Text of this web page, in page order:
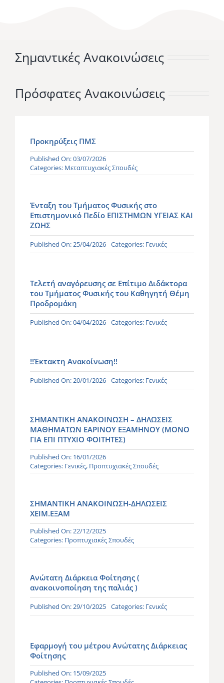
Σημαντικές Ανακοινώσεις
Πρόσφατες Ανακοινώσεις
Προκηρύξεις ΠΜΣ
Published On: 03/07/2026
Categories: Μεταπτυχιακές Σπουδές
Ένταξη του Τμήματος Φυσικής στο
Επιστημονικό Πεδίο ΕΠΙΣΤΗΜΩΝ ΥΓΕΙΑΣ ΚΑΙ
ΖΩΗΣ
Published On: 25/04/2026 Categories: Γενικές
Τελετή αναγόρευσης σε Επίτιμο Διδάκτορα
του Τμήματος Φυσικής του Καθηγητή Θέμη
Προδρομάκη
Published On: 04/04/2026 Categories: Γενικές
!!Έκτακτη Ανακοίνωση!!
Published On: 20/01/2026 Categories: Γενικές
ΣΗΜΑΝΤΙΚΗ ΑΝΑΚΟΙΝΩΣΗ – ΔΗΛΩΣΕΙΣ
ΜΑΘΗΜΑΤΩΝ ΕΑΡΙΝΟΥ ΕΞΑΜΗΝΟΥ (ΜΟΝΟ
ΓΙΑ ΕΠΙ ΠΤΥΧΙΟ ΦΟΙΤΗΤΕΣ)
Published On: 16/01/2026
Categories: Γενικές, Προπτυχιακές Σπουδές
ΣΗΜΑΝΤΙΚΗ ΑΝΑΚΟΙΝΩΣΗ-ΔΗΛΩΣΕΙΣ
ΧΕΙΜ.ΕΞΑΜ
Published On: 22/12/2025
Categories: Προπτυχιακές Σπουδές
Ανώτατη Διάρκεια Φοίτησης (
ανακοινοποίηση της παλιάς )
Published On: 29/10/2025 Categories: Γενικές
Εφαρμογή του μέτρου Ανώτατης Διάρκειας
Φοίτησης
Published On: 15/09/2025